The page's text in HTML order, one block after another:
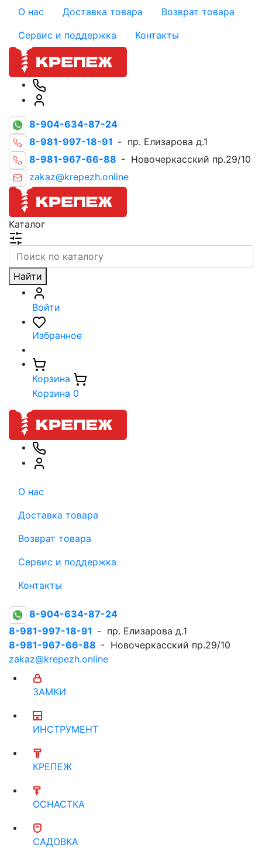
О нас Доставка товара
Возврат товара
Сервис и поддержка
Контакты
8-904-634-87-24
8-981-997-18-91 - пр. Елизарова д.1
8-981-967-66-88 - Новочеркасский пр.29/10
zakaz@krepezh.online
Каталог
Найти
Войти
Избранное
Корзина
Корзина 0
О нас
Доставка товара
Возврат товара
Сервис и поддержка
Контакты
8-904-634-87-24
8-981-997-18-91 - пр. Елизарова д.1
8-981-967-66-88 - Новочеркасский пр.29/10
zakaz@krepezh.online
ЗАМКИ
ИНСТРУМЕНТ
КРЕПЕЖ
ОСНАСТКА
САДОВКА